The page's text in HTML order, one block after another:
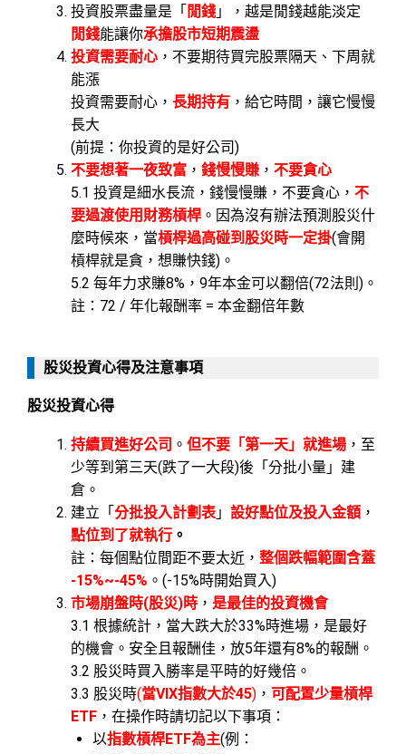
投資股票盡量是「 閒錢 」，越是閒錢越能淡定
閒錢能讓你承擔股市短期震盪
投資需要耐心 ，不要期待買完股票隔天、下周就
能漲
投資需要耐心， 長期持有 ，給它時間，讓它慢慢
長大
(前提：你投資的是好公司)
不要想著一夜致富 ， 錢慢慢賺 ， 不要貪心
5.1 投資是細水長流，錢慢慢賺，不要貪心， 不
要過渡使用財務槓桿 。因為沒有辦法預測股災什
麼時候來，當槓桿過高碰到股災時一定掛(會開
槓桿就是貪，想賺快錢)。
5.2 每年力求賺8%，9年本金可以翻倍(72法則)。
註：72 / 年化報酬率 = 本金翻倍年數
股災投資心得及注意事項
股災投資心得
持續買進好公司 。 但不要「第一天」就進場 ，至
少等到第三天(跌了一大段)後「分批小量」建
倉。
建立「 分批投入計劃表」 設好點位及投入金額 ，
點位到了就執行 。
註：每個點位間距不要太近， 整個跌幅範圍含蓋
-15%~-45% 。(-15%時開始買入)
市場崩盤時(股災)時 ， 是最佳的投資機會
3.1 根據統計，當大跌大於33%時進場，是最好
的機會。安全且報酬佳，放5年還有8%的報酬。
3.2 股災時買入勝率是平時的好幾倍。
3.3 股災時(當VIX指數大於45) ， 可配置少量槓桿
ETF ，在操作時請切記以下事項：
以指數槓桿ETF為主(例：